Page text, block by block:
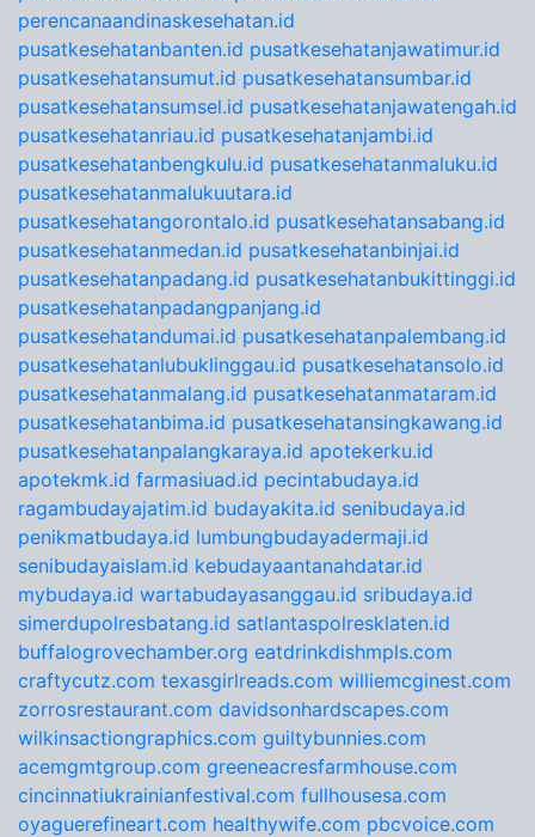
perencanaandinaskesehatan.id
pusatkesehatanbanten.id pusatkesehatanjawatimur.id
pusatkesehatansumut.id pusatkesehatansumbar.id
pusatkesehatansumsel.id pusatkesehatanjawatengah.id
pusatkesehatanriau.id pusatkesehatanjambi.id
pusatkesehatanbengkulu.id pusatkesehatanmaluku.id
pusatkesehatanmalukuutara.id
pusatkesehatangorontalo.id pusatkesehatansabang.id
pusatkesehatanmedan.id pusatkesehatanbinjai.id
pusatkesehatanpadang.id pusatkesehatanbukittinggi.id
pusatkesehatanpadangpanjang.id
pusatkesehatandumai.id pusatkesehatanpalembang.id
pusatkesehatanlubuklinggau.id pusatkesehatansolo.id
pusatkesehatanmalang.id pusatkesehatanmataram.id
pusatkesehatanbima.id pusatkesehatansingkawang.id
pusatkesehatanpalangkaraya.id apotekerku.id
apotekmk.id farmasiuad.id pecintabudaya.id
ragambudayajatim.id budayakita.id senibudaya.id
penikmatbudaya.id lumbungbudayadermaji.id
senibudayaislam.id kebudayaantanahdatar.id
mybudaya.id wartabudayasanggau.id sribudaya.id
simerdupolresbatang.id satlantaspolresklaten.id
buffalogrovechamber.org eatdrinkdishmpls.com
craftycutz.com texasgirlreads.com williemcginest.com
zorrosrestaurant.com davidsonhardscapes.com
wilkinsactiongraphics.com guiltybunnies.com
acemgmtgroup.com greeneacresfarmhouse.com
cincinnatiukrainianfestival.com fullhousesa.com
oyaguerefineart.com healthywife.com pbcvoice.com